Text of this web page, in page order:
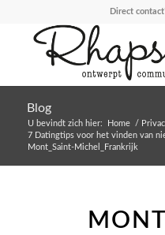
Direct
Blog
U bevindt zich hier: Home /
7 Datingtips voor het vinden van
Mont_Saint-Michel_Frankrijk